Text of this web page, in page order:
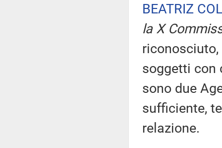
BEATRIZ
la X
soggetti con
sono due
sufficiente,
relazione.